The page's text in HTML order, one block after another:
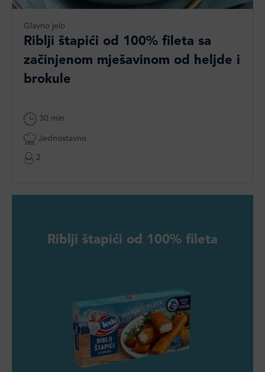
Glavno jelo
Riblji štapići od 100% fileta sa
začinjenom mješavinom od heljde i
brokule
30 min
Jednostavno
2
Riblji štapići od 100% fileta